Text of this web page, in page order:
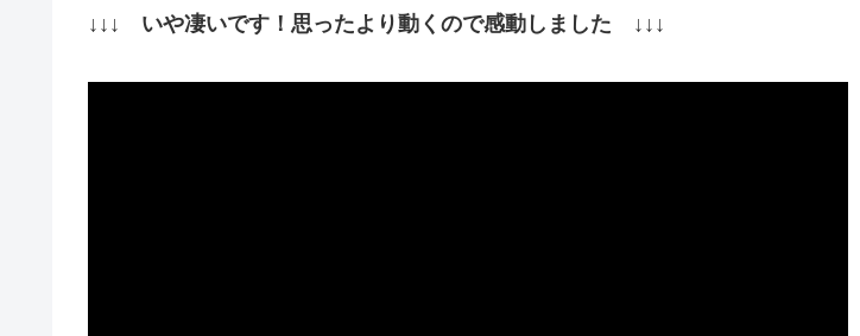
↓↓↓ いや凄いです！思ったより動くので感動しました ↓↓↓